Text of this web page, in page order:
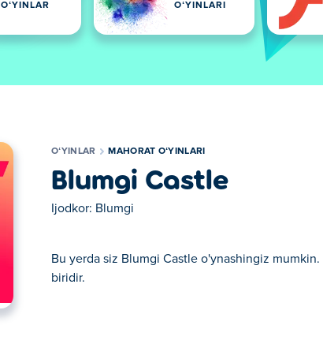
OʻYINLAR
OʻYINLARI
OʻYINLAR MAHORAT OʻYINLARI
Blumgi Castle
Ijodkor: Blumgi
Bu yerda siz Blumgi Castle o'ynashingiz
biridir.
mumkin. Blumgi Castle bizning tanlangan